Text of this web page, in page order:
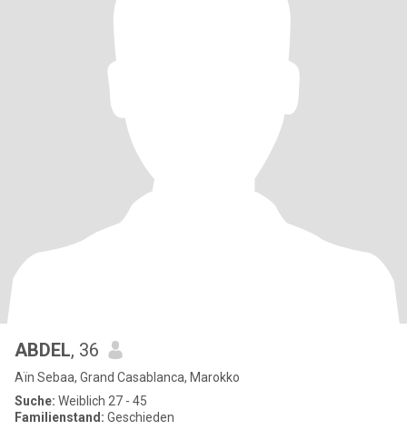
ABDEL, 36
Aïn Sebaa, Grand Casablanca, Marokko
Suche: Weiblich 27 - 45
Familienstand: Geschieden